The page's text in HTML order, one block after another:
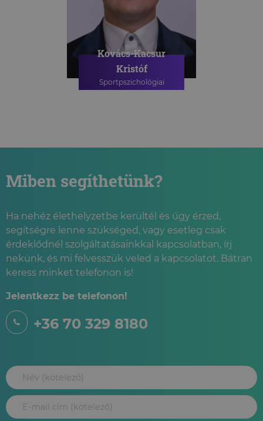
Kovács-Kacsur
Kristóf
Sportpszichológiai
Miben segíthetünk?
Ha nehéz élethelyzetbe kerültél és úgy érzed,
segítségre lenne szükséged, vagy esetleg csak
érdeklődnél szolgáltatásainkkal kapcsolatban, írj
nekünk, és mi felvesszük veled a kapcsolatot. Bátran
keress minket telefonon is!
Jelentkezz be telefonon!
+36 70 329 8180